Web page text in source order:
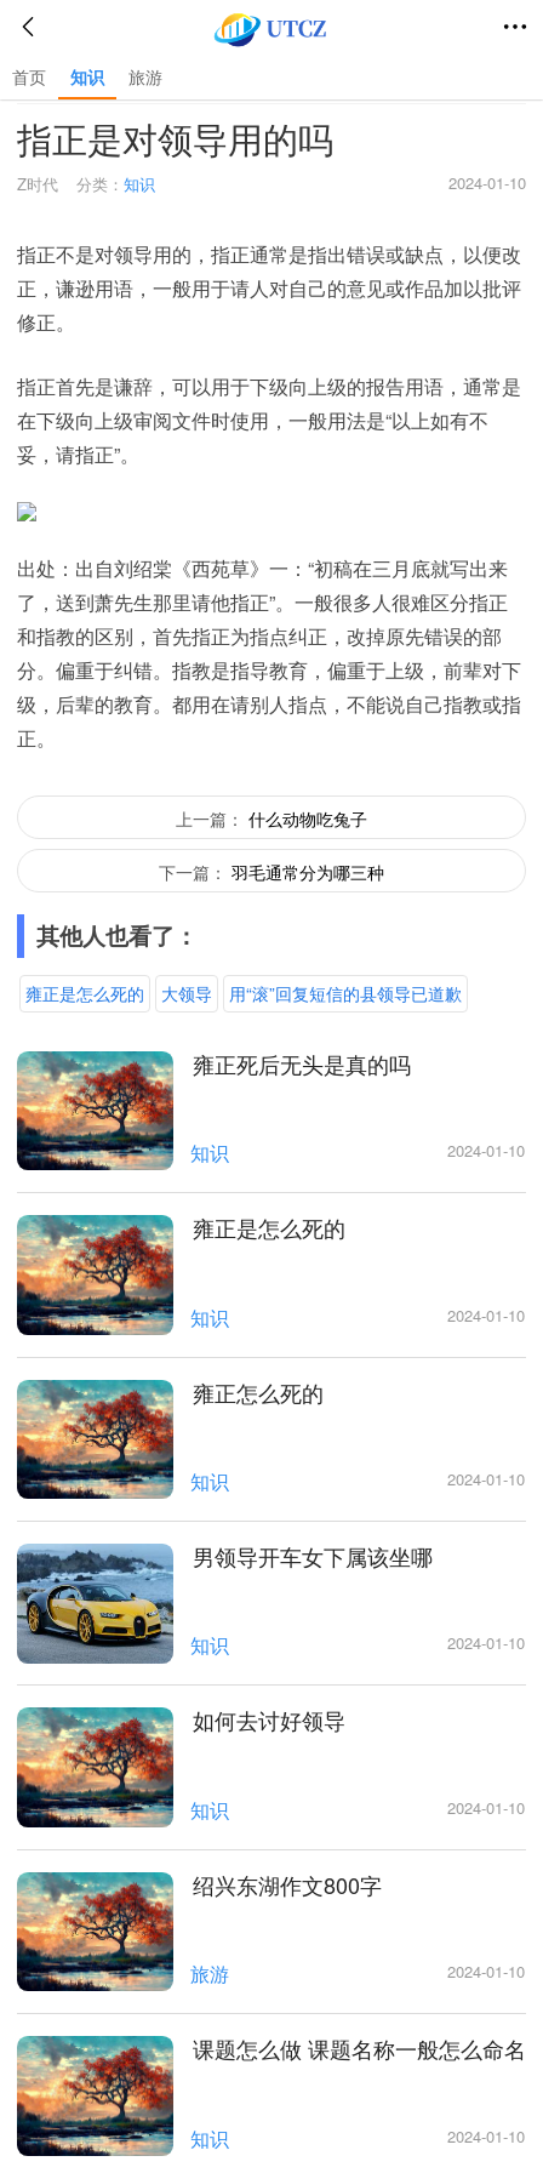
首页 知识 旅游
首页 知识>
指正是对领导用的吗
Z时代 2024-01-10
分类： 知识
指正不是对领导用的，指正通常是指出错误或缺点，以便改
正，谦逊用语，一般用于请人对自己的意见或作品加以批评
修正。
指正首先是谦辞，可以用于下级向上级的报告用语，通常是
在下级向上级审阅文件时使用，一般用法是“以上如有不
妥，请指正”。
出处：出自刘绍棠《西苑草》一：“初稿在三月底就写出来
了，送到萧先生那里请他指正”。一般很多人很难区分指正
和指教的区别，首先指正为指点纠正，改掉原先错误的部
分。偏重于纠错。指教是指导教育，偏重于上级，前辈对下
级，后辈的教育。都用在请别人指点，不能说自己指教或指
正。
上一篇： 什么动物吃兔子
下一篇： 羽毛通常分为哪三种
其他人也看了：
雍正是怎么死的 大领导 用“滚”回复短信的县领导已道歉
雍正死后无头是真的吗
知识 2024-01-10
雍正是怎么死的
知识 2024-01-10
雍正怎么死的
知识 2024-01-10
男领导开车女下属该坐哪
知识 2024-01-10
如何去讨好领导
知识 2024-01-10
绍兴东湖作文800字
旅游 2024-01-10
课题怎么做 课题名称一般怎么命名
知识 2024-01-10